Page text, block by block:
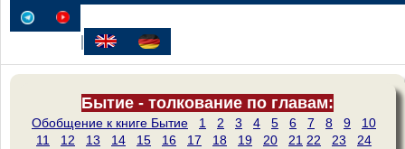
|
Бытие - толкование по главам:
Обобщение к книге Бытие 1 2 3 4 5 6 7 8 9
10
11
12 13 14 15 16 17 18 19 20 21 22 23
24